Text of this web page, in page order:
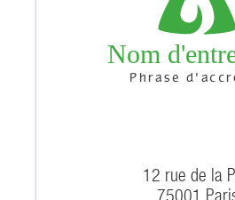
12 rue de la
75001
Nom
Phrase